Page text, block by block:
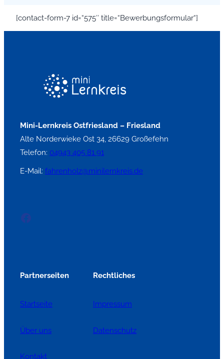
[contact-form-7 id=“575″ title=“Bewerbungsformular“]
Mini-Lernkreis Ostfriesland – Friesland
Alte Norderwieke Ost 34, 26629 Großefehn
Telefon: 04943 405 81 91
E-Mail: fahrenholz@minilernkreis.de
Facebook
Partnerseiten
Startseite
Über uns
Kontakt
Rechtliches
Impressum
Datenschutz